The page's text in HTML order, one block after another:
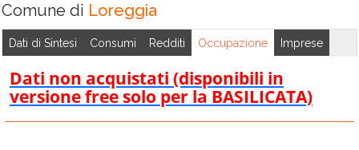
Casalserugo
Castelbaldo
Cervarese Santa
Croce
Cinto Euganeo
Cittadella
Padova
Pernumia
Piacenza d'Adige
Piazzola sul
Brenta
Trebaseleghe
Tribano
Urbana
Veggiano
Vescovana
Comune di Loreggia
Dati di Sintesi Consumi Redditi Occupazione Imprese
Dati non acquistati (disponibili in
versione free solo per la BASILICATA)